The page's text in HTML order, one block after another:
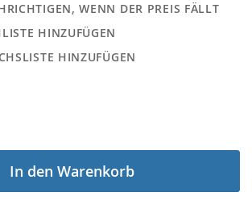
WENN DER PREIS FÄLLT
HINZUFÜGEN
HINZUFÜGEN
In den Warenkorb